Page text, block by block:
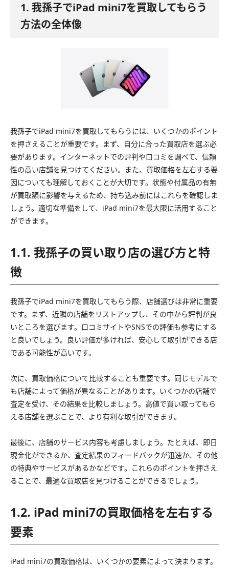
1. 我孫子でiPad mini7を買取してもらう
方法の全体像
我孫子でiPad mini7を買取してもらうには、いくつかのポイント
を押さえることが重要です。まず、自分に合った買取店を選ぶ必
要があります。インターネットでの評判や口コミを調べて、信頼
性の高い店舗を見つけてください。また、買取価格を左右する要
因についても理解しておくことが大切です。状態や付属品の有無
が買取額に影響を与えるため、持ち込み前にはこれらを確認しま
しょう。適切な準備をして、iPad mini7を最大限に活用すること
ができます。
1.1. 我孫子の買い取り店の選び方と特
徴
我孫子でiPad mini7を買取してもらう際、店舗選びは非常に重要
です。まず、近隣の店舗をリストアップし、その中から評判が良
いところを選びます。口コミサイトやSNSでの評価も参考にする
と良いでしょう。良い評価が多ければ、安心して取引ができる店
である可能性が高いです。
次に、買取価格について比較することも重要です。同じモデルで
も店舗によって価格が異なることがあります。いくつかの店舗で
査定を受け、その結果を比較しましょう。高値で買い取ってもら
える店舗を選ぶことで、より有利な取引ができます。
最後に、店舗のサービス内容も考慮しましょう。たとえば、即日
現金化ができるか、査定結果のフィードバックが迅速か、その他
の特典やサービスがあるかなどです。これらのポイントを押さえ
ることで、最適な買取店を見つけることができるでしょう。
1.2. iPad mini7の買取価格を左右する
要素
iPad mini7の買取価格は、いくつかの要素によって決まります。